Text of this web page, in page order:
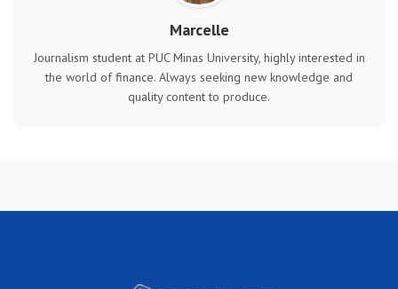
Marcelle
Journalism student at PUC Minas University, highly interested in
the world of finance. Always seeking new knowledge and
quality content to produce.